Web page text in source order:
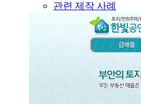
관련 제작 사례